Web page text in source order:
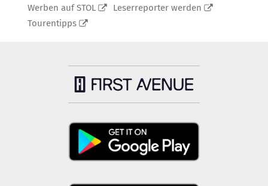
Werben auf STOL
Leserreporter werden
Tourentipps